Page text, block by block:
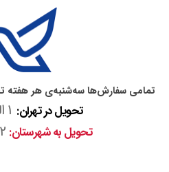
تمامی سفارش‌ها سه‌شنبه‌ی هر هفته
تحویل در تهران:
تحویل به شهرستان: 2 الی 5 روز